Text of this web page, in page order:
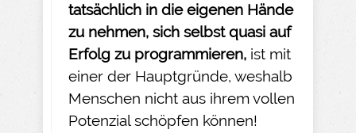
tatsächlich in die eigenen Hände
zu nehmen, sich selbst quasi auf
Erfolg zu programmieren, ist mit
einer der Hauptgründe, weshalb
Menschen nicht aus ihrem vollen
Potenzial schöpfen können!